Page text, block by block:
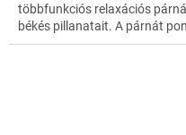
többfunkciós relaxációs
békés pillanatait. A párnát